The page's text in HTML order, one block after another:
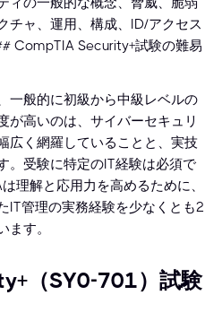
チャ、運用、構成、ID/アクセス
CompTIA Security+試験の難易
一般的に初級から中級レベルの
が高いのは、サイバーセキュリ
広く網羅していることと、実技
。受験に特定のIT経験は必須で
理解と応用力を高めるために、
IT管理の実務経験を少なくとも2
ます。
（SY0-701）試験